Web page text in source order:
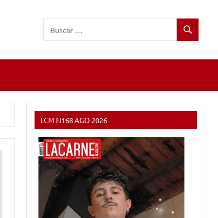
Buscar
LCM N168 AGO 2026